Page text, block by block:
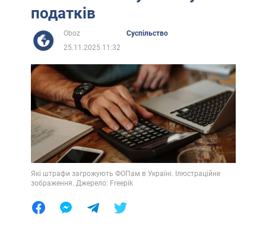
податків
Oboz
Суспільство
25.11.2025 11:32
Які штрафи загрожують ФОПам в Україні. Ілюстраційне
зображення. Джерело: Freepik